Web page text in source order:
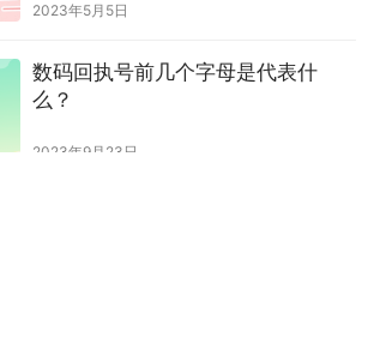
2023年5月5日
数码回执号前几个字母是代表什
么？
2023年9月23日